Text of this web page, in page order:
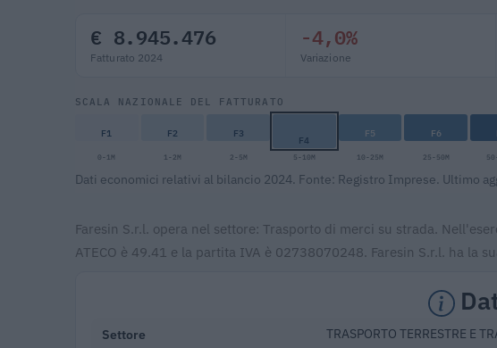
€ 8.945.476
Fatturato 2024
-4,0%
Variazione
SCALA NAZIONALE DEL FATTURATO
F1 F2 F3 F4 F5 F6
0-1M 1-2M 2-5M 5-10M 10-25M 25-50M
Dati economici relativi al bilancio 2024. Fonte: Registro Imprese. Ultimo
Faresin S.r.l. opera nel settore: Trasporto di merci su strada.
ATECO è 49.41 e la partita IVA è 02738070248. Faresin S.r.l. ha la
Settore TRASPORTO TERRESTRE E